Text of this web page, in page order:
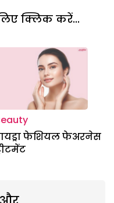
क्लिक करें...
फेशियल फेअरनेस